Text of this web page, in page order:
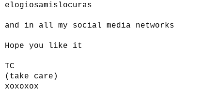
elogiosamislocuras
and in all my social media networks
Hope you like it
TC
(take care)
xoxoxox